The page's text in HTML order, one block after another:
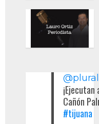
Cañón
#tijuana